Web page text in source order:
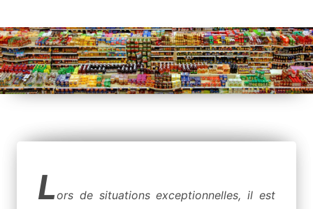
Lors de situations exceptionnelles, il est